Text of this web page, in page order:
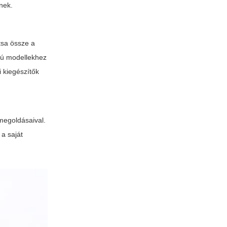
össze a
modellekhez
kiegészítők
saját